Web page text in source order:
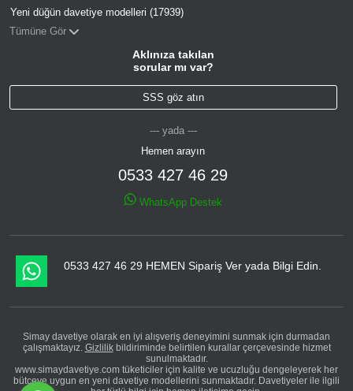
Yeni düğün davetiye modelleri (17939)
Tümüne Gör
Aklınıza takılan
sorular mı var?
SSS göz atın
--- yada ---
Hemen arayın
0533 427 46 29
WhatsApp Destek
0533 427 46 29 HEMEN Sipariş Ver yada Bilgi Edin.
Simay davetiye olarak en iyi alışveriş deneyimini sunmak için durmadan
çalışmaktayız. Gizlilikbildiriminde belirtilen kurallar çerçevesinde hizmet
sunulmaktadır.
www.simaydavetiye.com tüketiciler için kalite ve ucuzluğu dengeleyerek her
bütçeye uygun en yeni davetiye modellerini sunmaktadır. Davetiyeler ile ilgili